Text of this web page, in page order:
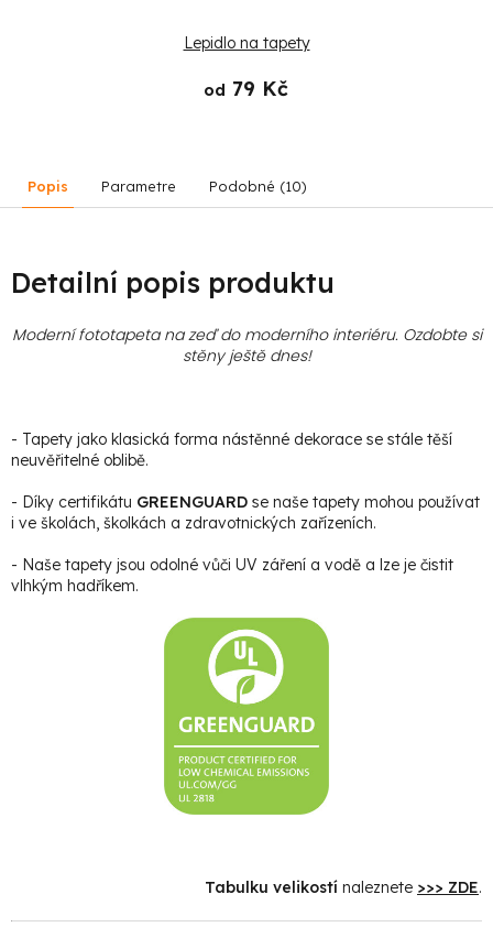
Lepidlo na tapety
od 79 Kč
Popis Parametre Podobné (10)
Detailní popis produktu
Moderní fototapeta na zeď do moderního interiéru. Ozdobte si
stěny ještě dnes!
- Tapety jako klasická forma nástěnné dekorace se stále těší
neuvěřitelné oblibě.
- Díky certifikátu GREENGUARD se naše tapety mohou používat
i ve školách, školkách a zdravotnických zařízeních.
- Naše tapety jsou odolné vůči UV záření a vodě a lze je čistit
vlhkým hadříkem.
Tabulku velikostí naleznete >>> ZDE.